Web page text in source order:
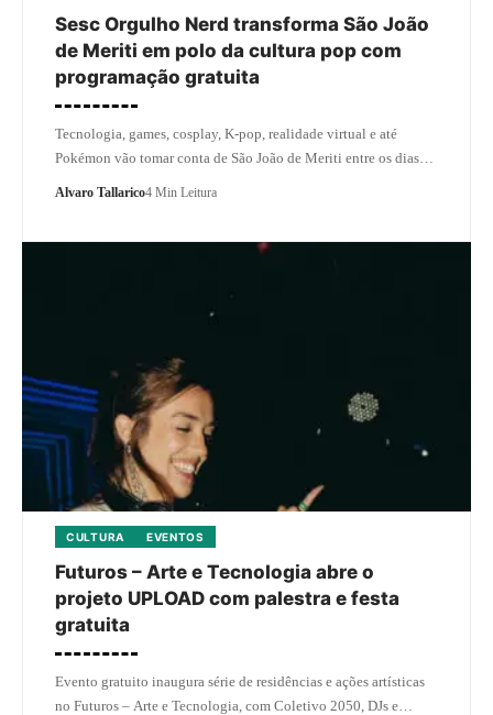
Sesc Orgulho Nerd transforma São João
de Meriti em polo da cultura pop com
programação gratuita
Tecnologia, games, cosplay, K-pop, realidade virtual e até
Pokémon vão tomar conta de São João de Meriti entre os dias…
Alvaro Tallarico4 Min Leitura
CULTURA EVENTOS
Futuros – Arte e Tecnologia abre o
projeto UPLOAD com palestra e festa
gratuita
Evento gratuito inaugura série de residências e ações artísticas
no Futuros – Arte e Tecnologia, com Coletivo 2050, DJs e…